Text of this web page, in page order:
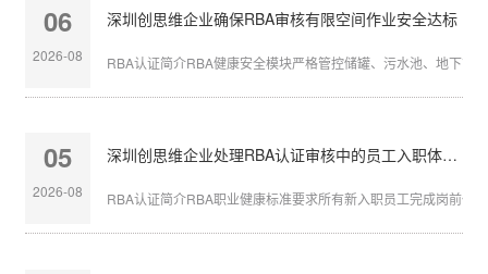
06
2026-08
深圳创思维企业确保RBA审核有限空间作业安全达标
RBA认证简介RBA健康安全模块严格管控储罐、污水池、地下管
05
2026-08
深圳创思维企业处理RBA认证审核中的员工入职体检缺失
RBA认证简介RBA职业健康标准要求所有新入职员工完成岗前体